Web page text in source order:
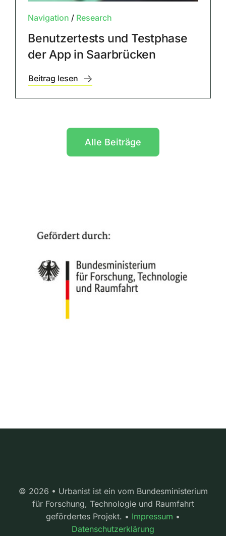
Navigation / Research
Benutzertests und Testphase
der App in Saarbrücken
Beitrag lesen
Alle Beiträge
© 2026 • Urbanist ist ein vom Bundesministerium
für Forschung, Technologie und Raumfahrt
gefördertes Projekt. • Impressum •
Datenschutzerklärung